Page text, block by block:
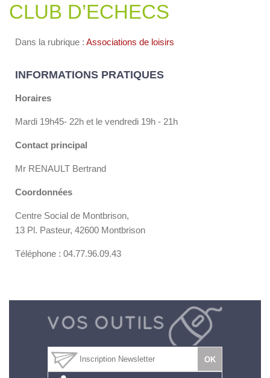
CLUB D’ECHECS
Dans la rubrique : Associations de loisirs
INFORMATIONS PRATIQUES
Horaires
Mardi 19h45- 22h et le vendredi 19h - 21h
Contact principal
Mr RENAULT Bertrand
Coordonnées
Centre Social de Montbrison,
13 Pl. Pasteur, 42600 Montbrison
Téléphone : 04.77.96.09.43